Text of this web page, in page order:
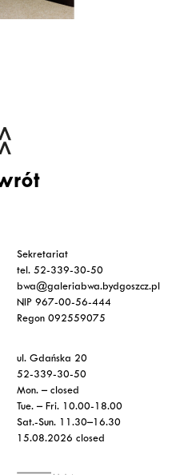
Sekretariat
tel. 52-339-30-50
bwa@galeriabwa.bydgoszcz.pl
NIP 967-00-56-444
Regon 092559075
ul. Gdańska 20
52-339-30-50
Mon. – closed
Tue. – Fri. 10.00-18.00
Sat.-Sun. 11.30–16.30
15.08.2026 closed